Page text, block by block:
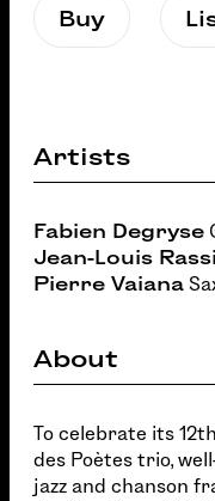
Buy
Artists
Fabien Degryse
Jean-Louis
Pierre Vaiana
About
To celebrate its
des Poètes trio,
jazz and chanson